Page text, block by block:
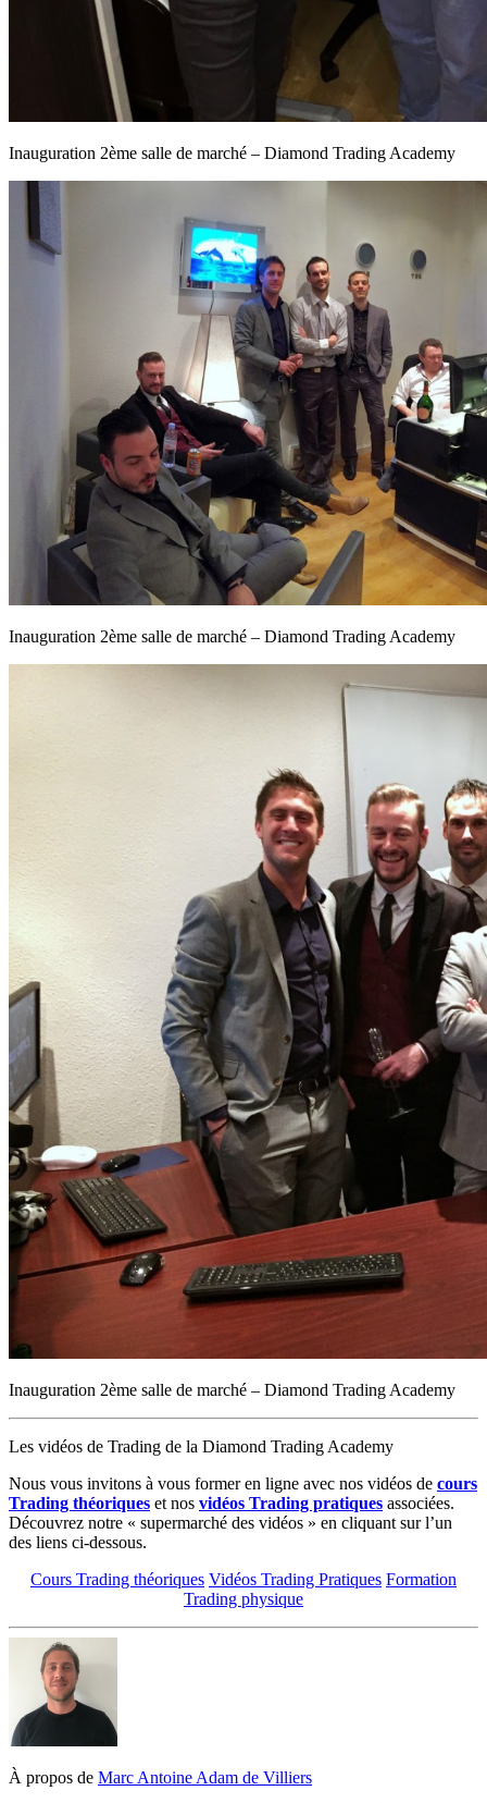
Inauguration 2ème salle de marché – Diamond Trading Academy
Inauguration 2ème salle de marché – Diamond Trading Academy
Inauguration 2ème salle de marché – Diamond Trading Academy
Les vidéos de Trading de la Diamond Trading Academy
Nous vous invitons à vous former en ligne avec nos vidéos de cours
Trading théoriques et nos vidéos Trading pratiques associées.
Découvrez notre « supermarché des vidéos » en cliquant sur l’un
des liens ci-dessous.
Cours Trading théoriques Vidéos Trading Pratiques Formation
Trading physique
À propos de Marc Antoine Adam de Villiers